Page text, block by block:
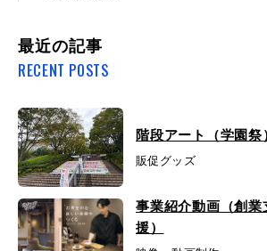
最近の記事
RECENT POSTS
階段アート（学園祭
販促グッズ
事業紹介動画（創業
援）